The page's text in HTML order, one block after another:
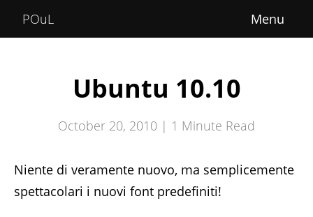
POuL
Home
Ubuntu 10.10
October 20, 2010 | 1 Minute Read
Niente di veramente nuovo, ma semplicemente
spettacolari i nuovi font predefiniti!